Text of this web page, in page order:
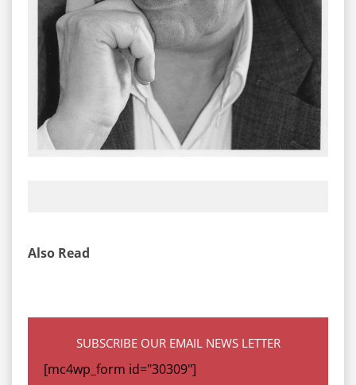
Also Read
SUBSCRIBE OUR EMAIL NEWS LETTER
[mc4wp_form id="30309"]